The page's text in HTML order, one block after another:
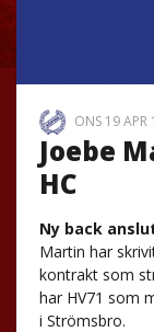
ONS 19 APR
Joebe
HC
Ny back
Martin har
kontrakt som
har HV71 som
i Strömsbro.